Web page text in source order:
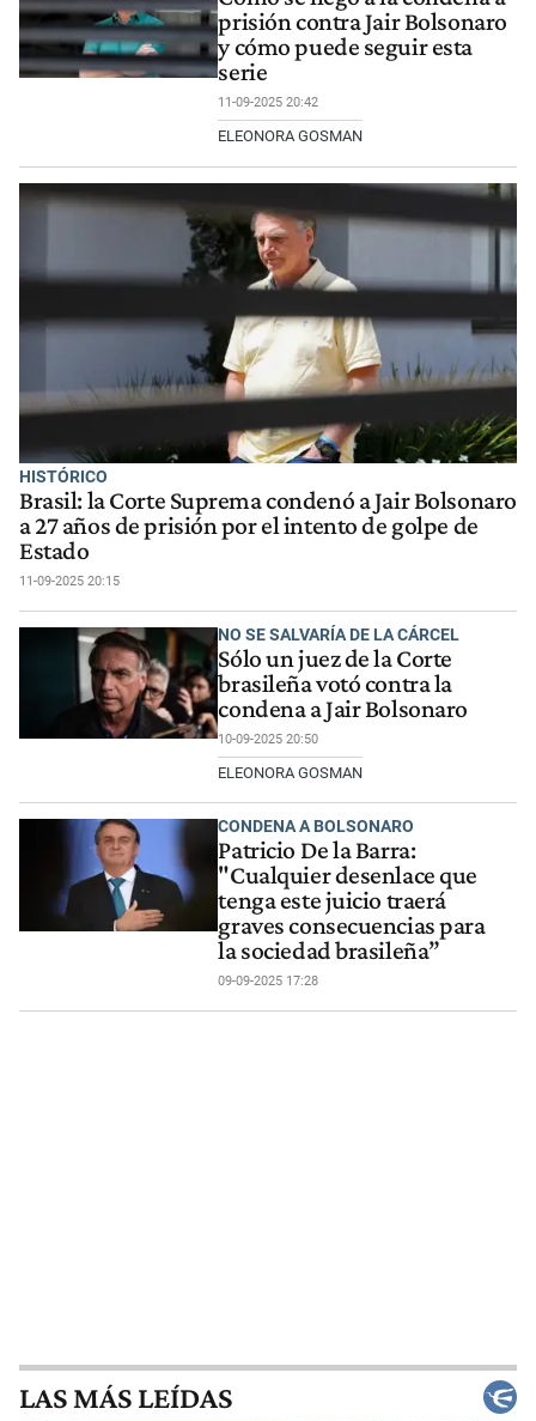
prisión contra Jair Bolsonaro
y cómo puede seguir esta
serie
11-09-2025 20:42
ELEONORA GOSMAN
HISTÓRICO
Brasil: la Corte Suprema condenó a Jair Bolsonaro
a 27 años de prisión por el intento de golpe de
Estado
11-09-2025 20:15
NO SE SALVARÍA DE LA CÁRCEL
Sólo un juez de la Corte
brasileña votó contra la
condena a Jair Bolsonaro
10-09-2025 20:50
ELEONORA GOSMAN
CONDENA A BOLSONARO
Patricio De la Barra:
"Cualquier desenlace que
tenga este juicio traerá
graves consecuencias para
la sociedad brasileña”
09-09-2025 17:28
LAS MÁS LEÍDAS